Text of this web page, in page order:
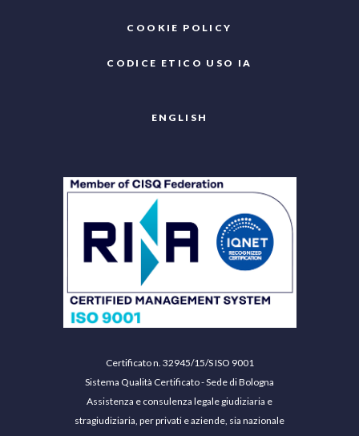
COOKIE POLICY
CODICE ETICO USO IA
ENGLISH
Certificato n. 32945/15/S ISO 9001
Sistema Qualità Certificato - Sede di Bologna
Assistenza e consulenza legale giudiziaria e
stragiudiziaria, per privati e aziende, sia nazionale